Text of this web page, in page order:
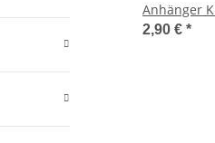
Anhänger
2,90 € *